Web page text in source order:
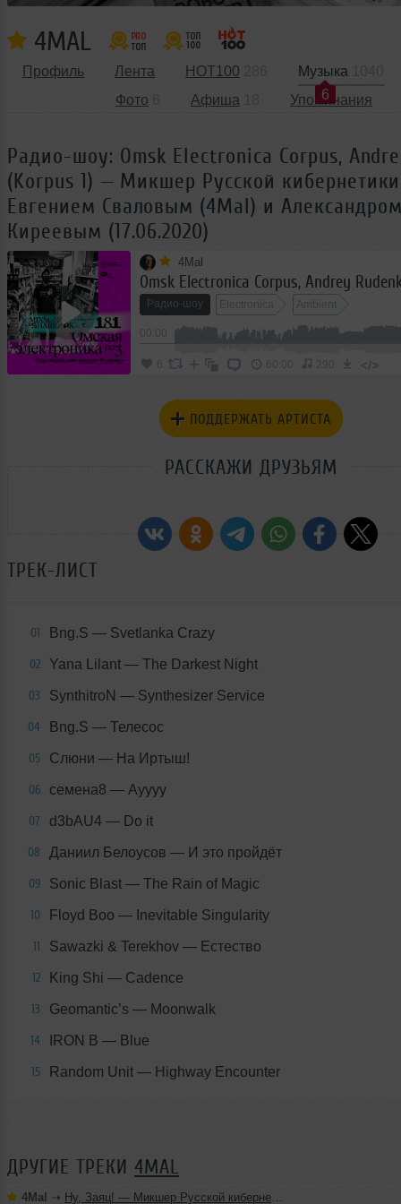
4MAL
Профиль Лента HOT100
Музыка
6
Фото
Афиша Упоминания
Радио-шоу: Omsk Electronica Corpus,
(Korpus 1) — Микшер Русской кибернетики
Евгением Сваловым (4Mal) и
Киреевым (17.06.2020)
4Mal
Радио-шоу Electronica Ambient
6 60:00 290 </>
ПОДДЕРЖАТЬ АРТИСТА
РАССКАЖИ ДРУЗЬЯМ
ТРЕК-ЛИСТ
01 Bng.S — Svetlanka Crazy
02 Yana Lilant — The Darkest Night
03 SynthitroN — Synthesizer Service
04 Bng.S — Телесос
05 Слюни — На Иртыш!
06 семена8 — Ауууу
07 d3bAU4 — Do it
08 Даниил Белоусов — И это пройдёт
09 Sonic Blast — The Rain of Magic
10 Floyd Boo — Inevitable Singularity
11 Sawazki & Terekhov — Естество
12 King Shi — Cadence
13 Geomantic’s — Moonwalk
14 IRON B — Blue
15 Random Unit — Highway Encounter
ДРУГИЕ ТРЕКИ 4MAL
4Mal ➝ Ну, Заяц! — Микшер Русской кибернетики 460 с Евгением Сваловым (4Mal) и Александром Киреевым (22.07.2026)